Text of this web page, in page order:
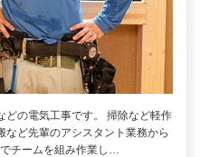
どの電気工事です。 掃除など軽作
など先輩のアシスタント業務から
チームを組み作業し…